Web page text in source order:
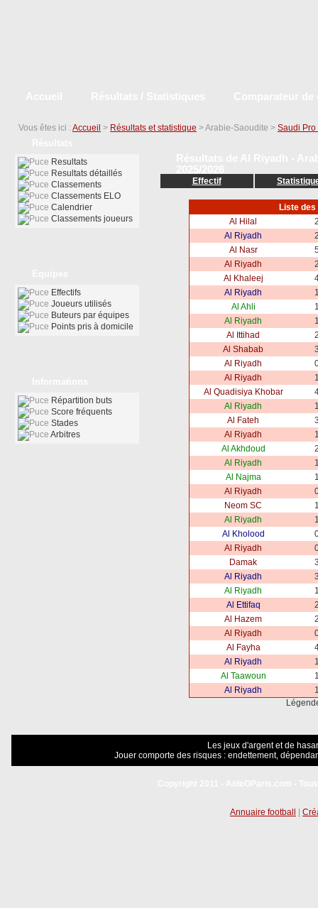
Vous êtes ici : Accueil > Résultats et statistique > Arabie-Saoudite > Saudi
Effectif
Liste
Al Hilal
Al Riyadh
Al Nasr
Al Riyadh
Al Khaleej
Al Riyadh
Al Ahli
Al Riyadh
Al Ittihad
Al Shabab
Al Riyadh
Al Riyadh
Al Quadisiya Khobar
Al Riyadh
Al Fateh
Al Riyadh
Al Akhdoud
Al Riyadh
Al Najma
Al Riyadh
Neom SC
Al Riyadh
Al Kholood
Al Riyadh
Damak
Al Riyadh
Al Riyadh
Al Ettifaq
Al Hazem
Al Riyadh
Al Fayha
Al Riyadh
Al Taawoun
Al Riyadh
Resultats
Resultats détaillés
Classements
Classements ELO
Calendrier
Classements joueurs
Effectifs
Joueurs utilisés
Buteurs par équipes
Points pris à domicile
Répartition buts
Score fréquents
Stades
Arbitres
Les jeux d'argent et de
Jouer comporte des risques : endettement,
Annuaire football